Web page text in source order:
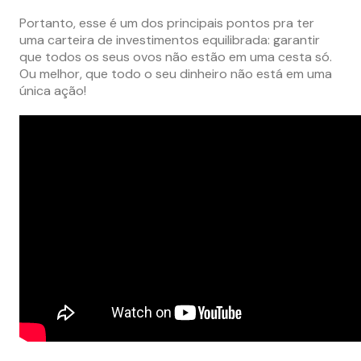
Portanto, esse é um dos principais pontos pra ter
uma carteira de investimentos equilibrada: garantir
que todos os seus ovos não estão em uma cesta só.
Ou melhor, que todo o seu dinheiro não está em uma
única ação!